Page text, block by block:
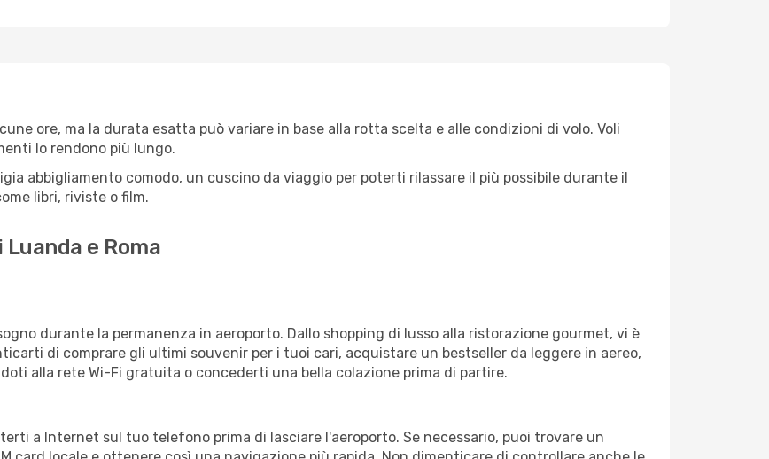
ore, ma la durata esatta può variare in base alla rotta scelta e alle condizioni di volo. Voli
lo rendono più lungo.
abbigliamento comodo, un cuscino da viaggio per poterti rilassare il più possibile durante il
libri, riviste o film.
e Roma
durante la permanenza in aeroporto. Dallo shopping di lusso alla ristorazione gourmet, vi è
di comprare gli ultimi souvenir per i tuoi cari, acquistare un bestseller da leggere in aereo,
alla rete Wi-Fi gratuita o concederti una bella colazione prima di partire.
a Internet sul tuo telefono prima di lasciare l'aeroporto. Se necessario, puoi trovare un